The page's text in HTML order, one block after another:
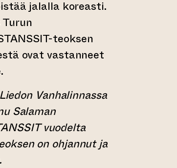
jalalla koreasti.
teoksen
ovat vastanneet
Vanhalinnassa
Salaman
vuodelta
on ohjannut ja